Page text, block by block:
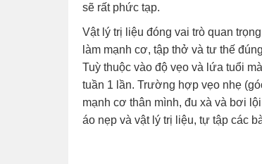
sẽ rất phức tạp.
Vật lý trị liệu đóng vai trò quan
làm mạnh cơ, tập thở và tư thế
Tuỳ thuộc vào độ vẹo và lứa tuổi
tuần 1 lần. Trường hợp vẹo nhẹ
mạnh cơ thân mình, đu xà và bơi
áo nẹp và vật lý trị liệu, tự tập các